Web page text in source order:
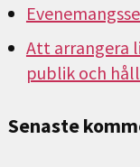
Att arrangera
publik och
Senaste